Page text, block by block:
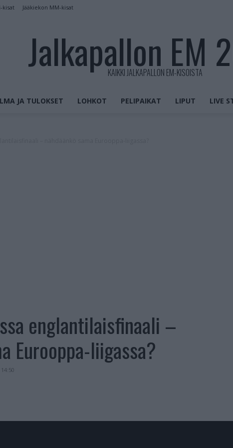
kisat Jääkiekon MM-kisat
Jalkapallon EM
KAIKKI JALKAPALLON EM-KISOISTA
JA TULOKSET LOHKOT PELIPAIKAT LIPUT LIVE
englantilaisfinaali –
Eurooppa-liigassa?